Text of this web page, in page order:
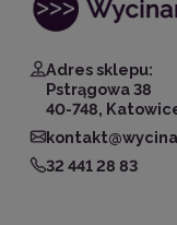
Adres sklepu:
Pstrągowa 38
40-748,
32 441 28 83